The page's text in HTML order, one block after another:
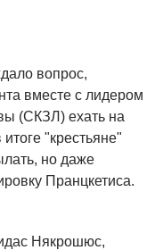
вопрос,
вместе с лидером
(СКЗЛ) ехать на
"крестьяне"
но даже
Пранцкетиса.
Някрошюс,